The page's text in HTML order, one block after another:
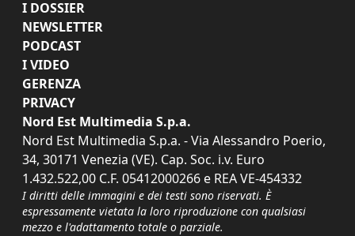
I DOSSIER
NEWSLETTER
PODCAST
I VIDEO
GERENZA
PRIVACY
Nord Est Multimedia S.p.a.
Nord Est Multimedia S.p.a. - Via Alessandro Poerio,
34, 30171 Venezia (VE). Cap. Soc. i.v. Euro
1.432.522,00 C.F. 05412000266 e REA VE-454332
I diritti delle immagini e dei testi sono riservati. È
espressamente vietata la loro riproduzione con qualsiasi
mezzo e l'adattamento totale o parziale.